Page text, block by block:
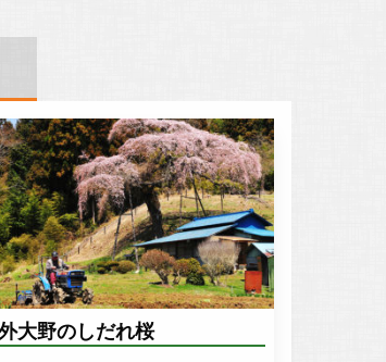
大野のしだれ桜